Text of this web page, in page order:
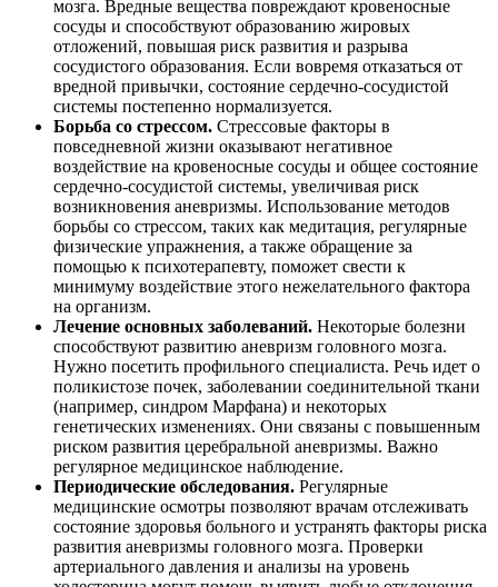
мозга. Вредные вещества повреждают кровеносные
сосуды и способствуют образованию жировых
отложений, повышая риск развития и разрыва
сосудистого образования. Если вовремя отказаться от
вредной привычки, состояние сердечно-сосудистой
системы постепенно нормализуется.
Борьба со стрессом. Стрессовые факторы в
повседневной жизни оказывают негативное
воздействие на кровеносные сосуды и общее состояние
сердечно-сосудистой системы, увеличивая риск
возникновения аневризмы. Использование методов
борьбы со стрессом, таких как медитация, регулярные
физические упражнения, а также обращение за
помощью к психотерапевту, поможет свести к
минимуму воздействие этого нежелательного фактора
на организм.
Лечение основных заболеваний. Некоторые болезни
способствуют развитию аневризм головного мозга.
Нужно посетить профильного специалиста. Речь идет о
поликистозе почек, заболевании соединительной ткани
(например, синдром Марфана) и некоторых
генетических изменениях. Они связаны с повышенным
риском развития церебральной аневризмы. Важно
регулярное медицинское наблюдение.
Периодические обследования. Регулярные
медицинские осмотры позволяют врачам отслеживать
состояние здоровья больного и устранять факторы риска
развития аневризмы головного мозга. Проверки
артериального давления и анализы на уровень